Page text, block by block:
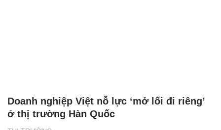
Doanh nghiệp Việt nỗ lực ‘mở lối đi riêng’
ở thị trường Hàn Quốc